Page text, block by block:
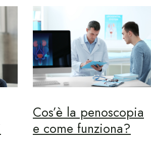
Cos’è la penoscopia
e come funziona?